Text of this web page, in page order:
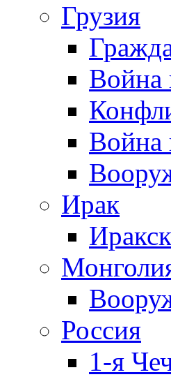
Грузия
Война
Ирак
Россия
1-я